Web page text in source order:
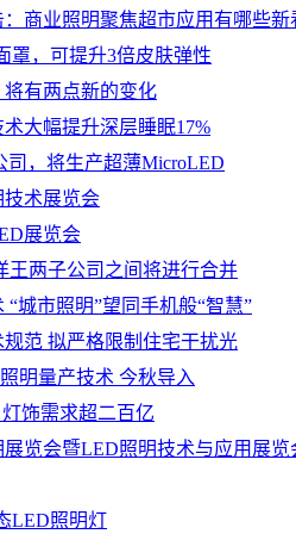
商业照明聚焦超市应用有哪些新
罩，可提升3倍皮肤弹性
有两点新的变化
大幅提升深层睡眠17%
司，将生产超薄MicroLED
技术展览会
展览会
王两子公司之间将进行合并
城市照明”望同手机般“智慧”
范 拟严格限制住宅干扰光
明量产技术 今秋导入
饰需求超二百亿
览会暨LED照明技术与应用展览
LED照明灯